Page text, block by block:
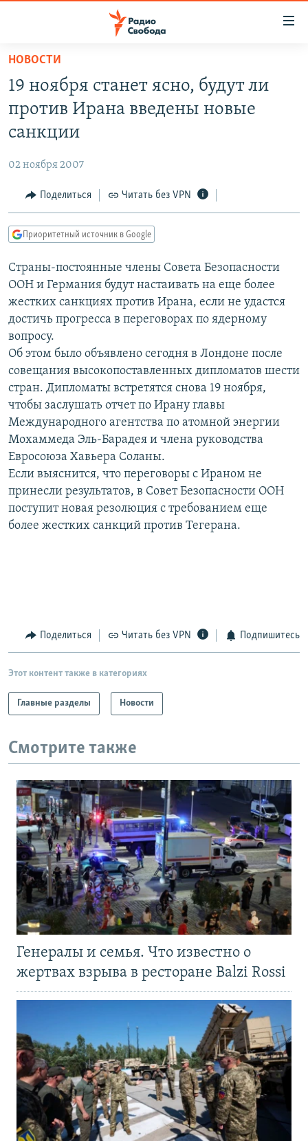
упрощенного
доступа
основному
Вернутся
Вернутся
поиску
ПРОГРАММЫ
ПОДКАСТЫ
АВТОРСКИЕ ПРОЕКТЫ
МНЕНИЯ
КУЛЬТУРА
КАВКАЗ.РЕАЛИИ
СЕВЕР.РЕАЛИИ
СИБИРЬ.РЕАЛИИ
РАСПИСАНИЕ ВЕЩАНИЯ
ПОДПИШИТЕСЬ НА РАССЫЛКУ
СОЦИАЛЬНЫЕ СЕТИ
Все сайты РСЕ/РС
НОВОСТИ
19 ноября станет ясно, будут ли
против Ирана введены новые
санкции
02 ноября 2007
Поделиться Читать без VPN
Приоритетный источник в Google
Страны-постоянные члены Совета Безопасности
ООН и Германия будут настаивать на еще более
жестких санкциях против Ирана, если не удастся
достичь прогресса в переговорах по ядерному
вопросу.
Об этом было объявлено сегодня в Лондоне после
совещания высокопоставленных дипломатов шести
стран. Дипломаты встретятся снова 19 ноября,
чтобы заслушать отчет по Ирану главы
Международного агентства по атомной энергии
Мохаммеда Эль-Барадея и члена руководства
Евросоюза Хавьера Соланы.
Если выяснится, что переговоры с Ираном не
принесли результатов, в Совет Безопасности ООН
поступит новая резолюция с требованием еще
более жестких санкций против Тегерана.
Поделиться Читать без VPN Подпишитесь
Этот контент также в категориях
Главные разделы Новости
Смотрите также
Генералы и семья. Что известно о
жертвах взрыва в ресторане Balzi Rossi